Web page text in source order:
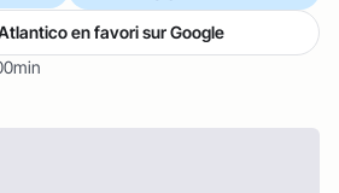
en favori sur Google